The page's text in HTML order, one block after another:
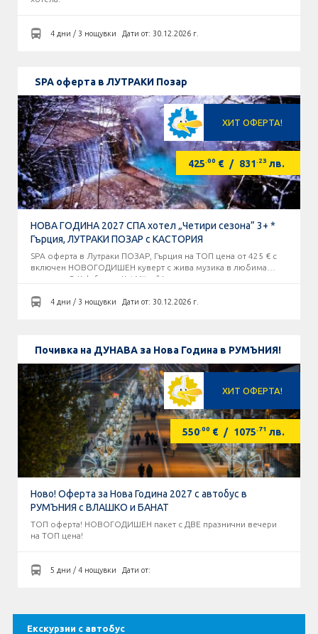
Екскурзии с автобус
4 дни / 3 нощувки Дати от: 30.12.2026 г.
SPA оферта в ЛУТРАКИ Позар
ХИТ ОФЕРТА!
425.00 € / 831.23 лв.
НОВА ГОДИНА 2027 СПА хотел „Четири сезона” 3+ *
Гърция, ЛУТРАКИ ПОЗАР с КАСТОРИЯ
SPA оферта в Лутраки ПОЗАР, Гърция на ТОП цена от 425 € с
включен НОВОГОДИШЕН куверт с жива музика в любима
таверна „O Kalofagas - Kaj Mitre” !
4 дни / 3 нощувки Дати от: 30.12.2026 г.
Почивка на ДУНАВА за Нова Година в РУМЪНИЯ!
ХИТ ОФЕРТА!
550.00 € / 1075.71 лв.
Ново! Оферта за Нова Година 2027 с автобус в
РУМЪНИЯ с ВЛАШКО и БАНАТ
ТОП оферта! НОВОГОДИШЕН пакет с ДВЕ празнични вечери
на ТОП цена!
5 дни / 4 нощувки Дати от: